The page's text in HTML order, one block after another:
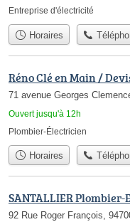
Entreprise d'électricité
Horaires
Réno Clé en Main /
71 avenue Georges
Ouvert jusqu'à 12h
Plombier-Électricien
Horaires
SANTALLIER
92 Rue Roger François,